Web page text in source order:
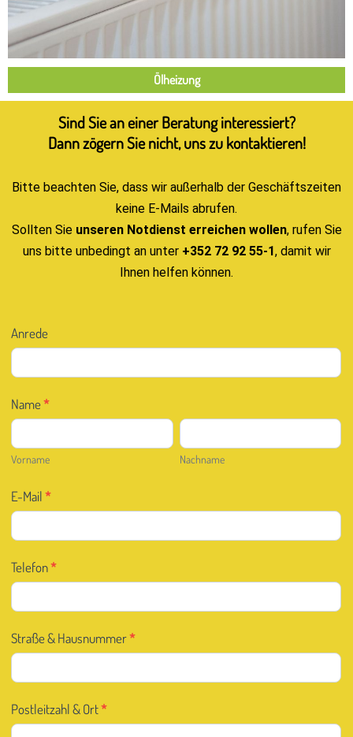
Ölheizung
Sind Sie an einer Beratung interessiert?
Dann zögern Sie nicht, uns zu kontaktieren!
Bitte beachten Sie, dass wir außerhalb der Geschäftszeiten
keine E-Mails abrufen.
Sollten Sieunseren Notdienst erreichen wollen, rufen Sie
uns bitte unbedingt an unter +352 72 92 55-1, damit wir
Ihnen helfen können.
Kontakt
D
Anrede
Name*
Vorname
Vorname
Nachname
Nachname
E-Mail*
Telefon*
Straße & Hausnummer*
Postleitzahl & Ort*